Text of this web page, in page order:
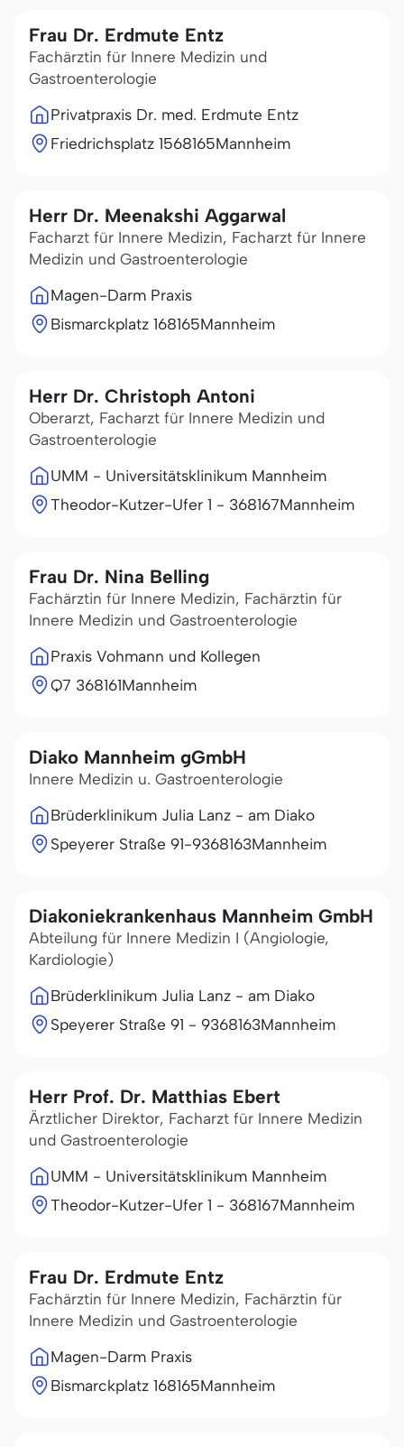
Frau Dr. Erdmute Entz
Fachärztin für Innere Medizin und
Gastroenterologie
Privatpraxis Dr. med. Erdmute Entz
Friedrichsplatz 1568165Mannheim
Herr Dr. Meenakshi Aggarwal
Facharzt für Innere Medizin, Facharzt für Innere
Medizin und Gastroenterologie
Magen-Darm Praxis
Bismarckplatz 168165Mannheim
Herr Dr. Christoph Antoni
Oberarzt, Facharzt für Innere Medizin und
Gastroenterologie
UMM - Universitätsklinikum Mannheim
Theodor-Kutzer-Ufer 1 - 368167Mannheim
Frau Dr. Nina Belling
Fachärztin für Innere Medizin, Fachärztin für
Innere Medizin und Gastroenterologie
Praxis Vohmann und Kollegen
Q7 368161Mannheim
Diako Mannheim gGmbH
Innere Medizin u. Gastroenterologie
Brüderklinikum Julia Lanz - am Diako
Speyerer Straße 91-9368163Mannheim
Diakoniekrankenhaus Mannheim GmbH
Abteilung für Innere Medizin I (Angiologie,
Kardiologie)
Brüderklinikum Julia Lanz - am Diako
Speyerer Straße 91 - 9368163Mannheim
Herr Prof. Dr. Matthias Ebert
Ärztlicher Direktor, Facharzt für Innere Medizin
und Gastroenterologie
UMM - Universitätsklinikum Mannheim
Theodor-Kutzer-Ufer 1 - 368167Mannheim
Frau Dr. Erdmute Entz
Fachärztin für Innere Medizin, Fachärztin für
Innere Medizin und Gastroenterologie
Magen-Darm Praxis
Bismarckplatz 168165Mannheim